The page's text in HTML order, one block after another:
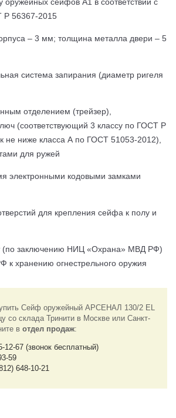
Р 56367-2015
– 3 мм; толщина металла двери – 5
система запирания (диаметр ригеля
отделением (трейзер),
(соответствующий 3 классу по ГОСТ Р
не ниже класса А по ГОСТ 51053-2012),
для ружей
электронными кодовыми замками
для крепления сейфа к полу и
(по заключению НИЦ «Охрана» МВД РФ)
к хранению огнестрельного оружия
Сейф оружейный АРСЕНАЛ 130/2 EL
со склада Тринити в Москве или Санкт-
в отдел продаж:
12-67 (звонок бесплатный)
59
648-10-21